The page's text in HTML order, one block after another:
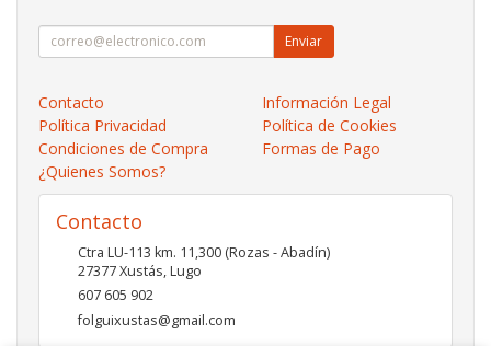
Enviar
Contacto
Información Legal
Política Privacidad
Política de Cookies
Condiciones de Compra
Formas de Pago
¿Quienes Somos?
Contacto
Ctra LU-113 km. 11,300 (Rozas - Abadín)
27377Xustás,Lugo
607 605 902
folguixustas@gmail.com